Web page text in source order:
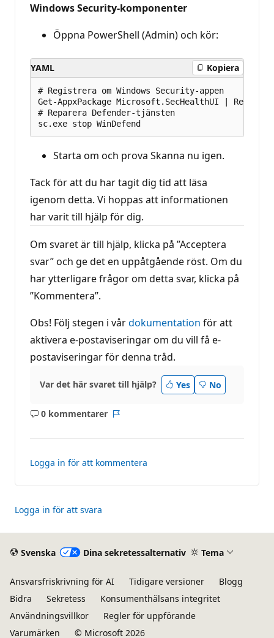
Windows Security-komponenter
Öppna PowerShell (Admin) och kör:
YAML Kopiera
# Registrera om Windows Security-appen
Get-AppxPackage Microsoft.SecHealthUI | Reset-
# Reparera Defender-tjänsten
Starta om och prova Skanna nu igen.
Tack för att du har tagit dig tid att läsa
igenom detta. Vi hoppas att informationen
har varit till hjälp för dig.
Om svaret är till hjälp, klicka på ”Acceptera
svar” och ge det en uppåtgående röst. Om du
har ytterligare frågor om detta svar, klicka på
”Kommentera”.
Obs! Följ stegen i vårdokumentation för att
aktivera e-postaviseringar om du vill få e-
postaviseringar för denna tråd.
Var det här svaret till hjälp? Yes No
0 kommentarer
Inga
Logga in för att kommentera
Logga in för att svara
Svenska Dina sekretessalternativ Tema
Ansvarsfriskrivning för AI Tidigare versioner
Blogg
Bidra
Sekretess
Konsumenthälsans integritet
Användningsvillkor
Regler för uppförande
Varumärken
© Microsoft 2026